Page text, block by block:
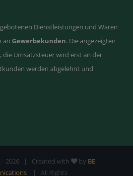
Dienstleistungen und Waren
an Gewerbekunden. Die angezeigten
, die Umsatzsteuer wird erst an der
werden abgelehnt und
- 2026 | Created with by BE
| All Rights